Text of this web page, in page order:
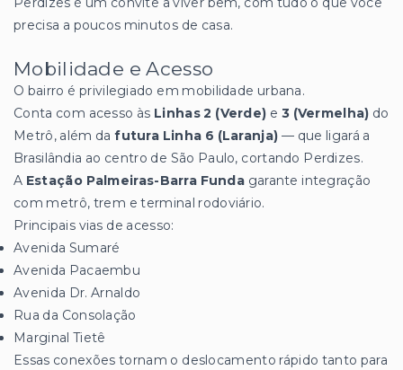
precisa a poucos minutos de casa.
Mobilidade e Acesso
O bairro é privilegiado em mobilidade urbana.
Conta com acesso às Linhas 2 (Verde) e 3 (Vermelha) do
Metrô, além dafutura Linha 6 (Laranja) — que ligará a
Brasilândia ao centro de São Paulo, cortando Perdizes.
A Estação Palmeiras-Barra Funda garante integração
com metrô, trem e terminal rodoviário.
Principais vias de acesso:
Avenida Sumaré
Avenida Pacaembu
Avenida Dr. Arnaldo
Rua da Consolação
Marginal Tietê
Essas conexões tornam o deslocamento rápido tanto para